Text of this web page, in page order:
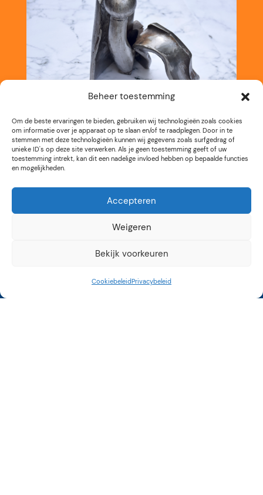
Beheer toestemming
Om de beste ervaringen te bieden, gebruiken wij technologieën zoals cookies
om informatie over je apparaat op te slaan en/of te raadplegen. Door in te
stemmen met deze technologieën kunnen wij gegevens zoals surfgedrag of
unieke ID's op deze site verwerken. Als je geen toestemming geeft of uw
toestemming intrekt, kan dit een nadelige invloed hebben op bepaalde functies
en mogelijkheden.
Accepteren
Weigeren
Bekijk voorkeuren
CookiebeleidPrivacybeleid